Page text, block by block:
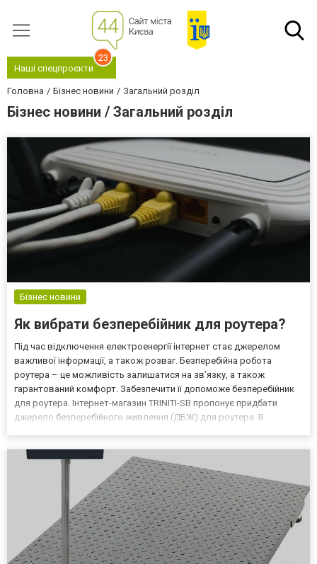
Наші спецпроєкти
23
Головна Бізнес новини Загальний розділ
Бізнес новини / Загальний розділ
Бізнес новини
Як вибрати безперебійник для роутера?
Під час відключення електроенергії інтернет стає джерелом
важливої інформації, а також розваг. Безперебійна робота
роутера – це можливість залишатися на зв’язку, а також
гарантований комфорт. Забезпечити її допоможе безперебійник
для роутера. Інтернет-магазин TRINITI-SB пропонує придбати
джерело безперебійного живлення (ДБЖ) для роутера. В